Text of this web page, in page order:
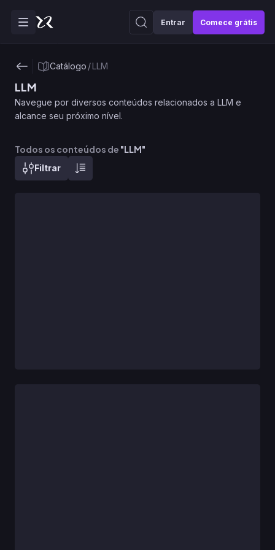
Entrar Comece grátis
Catálogo /LLM
LLM
Navegue por diversos conteúdos relacionados a LLM e
alcance seu próximo nível.
Todos os conteúdos de "LLM"
Filtrar